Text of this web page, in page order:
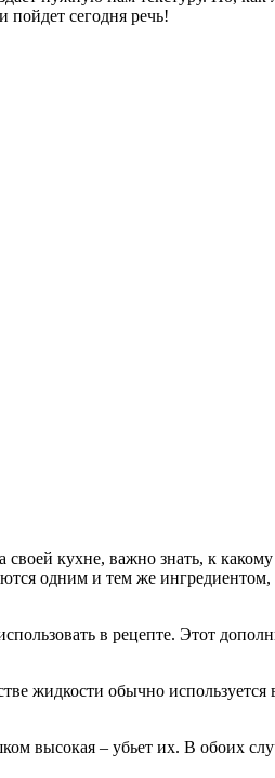
сегодня речь!
кухне, важно знать, к
одним и тем же
в рецепте. Этот
жидкости обычно
высокая – убьет их. В обоих